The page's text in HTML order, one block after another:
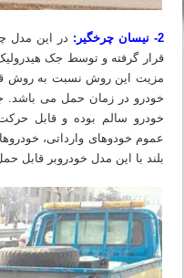
2- نیسان چرخگیر:
در این مدل
قرار گرفته و توسط جک
مزیت این روش نسبت به روش
خودرو در زمان حمل می باشد.
خودرو سالم بوده و قابل
عموم خودوهای وارداتی،
بلند با این مدل خودروبر قابل